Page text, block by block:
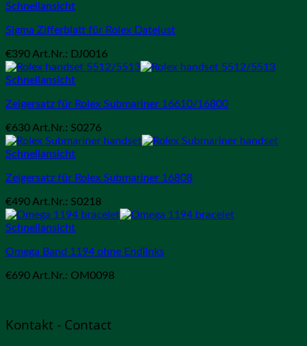
Schnellansicht
Sigma Zifferblatt für Rolex Datejust
€390Art.Nr.: DJ0016
Schnellansicht
Zeigersatz für Rolex Submariner 16610/16800
€630Art.Nr.: S0276
Schnellansicht
Zeigersatz für Rolex Submariner 16808
€490Art.Nr.: S0218
Schnellansicht
Omega Band 1194 ohne Endlinks
€690Art.Nr.: OM0098
Kontakt - Contact